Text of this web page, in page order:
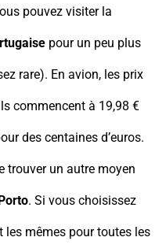
pouvez visiter la
pour un peu plus
rare). En avion, les prix
commencent à 19,98 €
des centaines d’euros.
trouver un autre moyen
. Si vous choisissez
les mêmes pour toutes les